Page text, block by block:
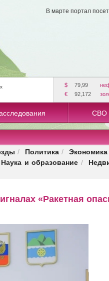
В марте портал
$ 79,99
€
92,172
СВО
/ Политика /
Наука и образование /
«Ракетная